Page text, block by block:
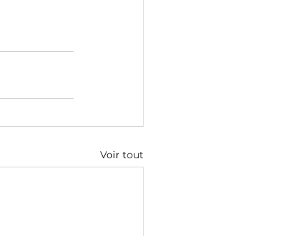
Voir tout